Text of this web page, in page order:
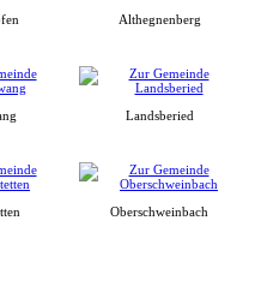
Althegnenberg
Landsberied
Oberschweinbach